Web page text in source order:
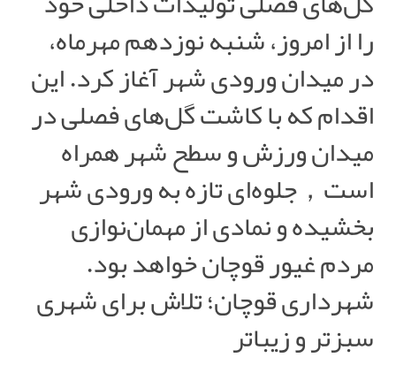
را از امروز، شنبه نوزدهم مهرماه،
در میدان ورودی شهر آغاز کرد. این
اقدام که با کاشت گل‌های فصلی در
میدان ورزش و سطح شهر همراه
است，جلوه‌ای تازه به ورودی شهر
بخشیده و نمادی از مهمان‌نوازی
مردم غیور قوچان خواهد بود.
شهرداری قوچان؛ تلاش برای شهری
سبزتر و زیباتر